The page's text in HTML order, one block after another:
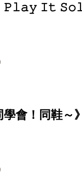
𝙿𝚕𝚊𝚢 𝙸𝚝
會！同鞋～